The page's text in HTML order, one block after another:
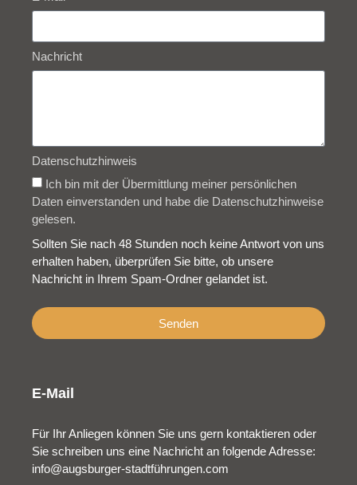
Nachricht
Datenschutzhinweis
Ich bin mit der Übermittlung meiner persönlichen
Daten einverstanden und habe die Datenschutzhinweise
gelesen.
Sollten Sie nach 48 Stunden noch keine Antwort von uns
erhalten haben, überprüfen Sie bitte, ob unsere
Nachricht in Ihrem Spam-Ordner gelandet ist.
Senden
E-Mail
Für Ihr Anliegen können Sie uns gern kontaktieren oder
Sie schreiben uns eine Nachricht an folgende Adresse:
info@augsburger-stadtführungen.com